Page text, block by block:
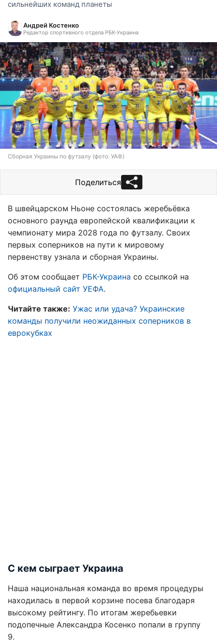
сильнейших команд планеты
Андрей Костенко
Редактор спортивного отдела РБК-Украина
Сборная Украины по футзалу (фото: УАФ)
Поделиться
В швейцарском Ньоне состоялась жеребьёвка
основного раунда европейской квалификации к
чемпионату мира 2028 года по футзалу. Своих
первых соперников на пути к мировому
первенству узнала и сборная Украины.
Об этом сообщает РБК-Украина со ссылкой на
официальный сайт УЕФА.
Читайте также: Ужас или удача? Украинские
команды получили неожиданных соперников в
еврокубках
С кем сыграет Украина
Наша национальная команда во время процедуры
находилась в первой корзине посева благодаря
высокому рейтингу. По итогам жеребьевки
подопечные Александра Косенко попали в группу
9.